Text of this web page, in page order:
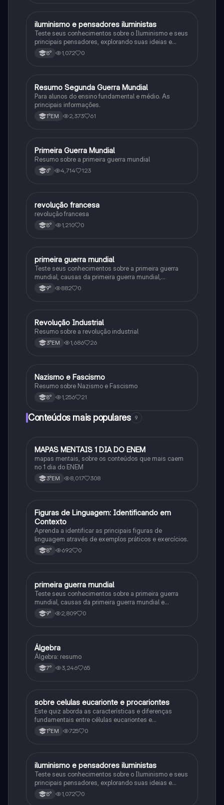
História
iluminismo e pensadores iluministas
Teste seus conhecimentos sobre o Iluminismo e seus
principais pensadores, explorando suas ideias e
impacto histórico.
8° 1,072 0
História
Resumo Segunda Guerra Mundial
Para alunos do ensino fundamental e médio. As
principais informações.
1°EM 2,373 61
História
Primeira Guerra Mundial
Resumo sobre a primeira guerra mundial
6° 4,714 123
História
revolução francesa
revolução francesa
8° 1,210 0
História
primeira guerra mundial
Teste seus conhecimentos sobre a primeira guerra
mundial, causas da primeira guerra mundial,
consequências da Primeira Guerra Mundial,fases da
primeira guerra mundial
9° 882 0
História
Revolução Industrial
Resumo sobre a revolução industrial
3°EM 1,686 26
História
Nazismo e Fascismo
Resumo sobre Nazismo e Fascismo
8° 1,256 21
Conteúdos mais populares 9
Português
MAPAS MENTAIS 1 DIA DO ENEM
mapas mentais, sobre os conteúdos que mais caem
no 1 dia do ENEM
3°EM 8,017 308
FPortuguês
Figuras de Linguagem: Identificando em
Contexto
Aprenda a identificar as principais figuras de
linguagem através de exemplos práticos e exercícios.
8° 692 0
História
primeira guerra mundial
Teste seus conhecimentos sobre a primeira guerra
mundial, causas da primeira guerra mundial e
consequências da Primeira Guerra Mundial, fases da
primeira guerra mundial
9° 2,809 0
Matematica
Álgebra
Álgebra: resumo
7° 3,246 65
Biologia
sobre celulas eucarionte e procariontes
Este quiz aborda as características e diferenças
fundamentais entre células eucariontes e
procariontes.
1°EM 725 0
História
iluminismo e pensadores iluministas
Teste seus conhecimentos sobre o Iluminismo e seus
principais pensadores, explorando suas ideias e
impacto histórico.
8° 1,072 0